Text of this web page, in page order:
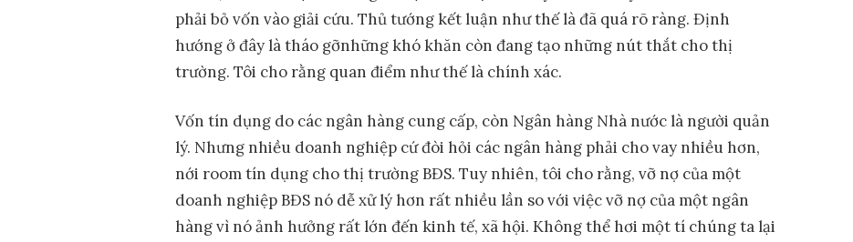
phải bỏ vốn vào giải cứu. Thủ tướng kết luận như thế là đã quá rõ ràng. Định
hướng ở đây là tháo gỡnhững khó khăn còn đang tạo những nút thắt cho thị
trường. Tôi cho rằng quan điểm như thế là chính xác.
Vốn tín dụng do các ngân hàng cung cấp, còn Ngân hàng Nhà nước là người quản
lý. Nhưng nhiều doanh nghiệp cứ đòi hỏi các ngân hàng phải cho vay nhiều hơn,
nới room tín dụng cho thị trường BĐS. Tuy nhiên, tôi cho rằng, vỡ nợ của một
doanh nghiệp BĐS nó dễ xử lý hơn rất nhiều lần so với việc vỡ nợ của một ngân
hàng vì nó ảnh hưởng rất lớn đến kinh tế, xã hội. Không thể hơi một tí chúng ta lại